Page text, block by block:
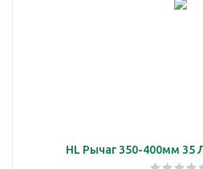
HL Рычаг 350-400мм 35